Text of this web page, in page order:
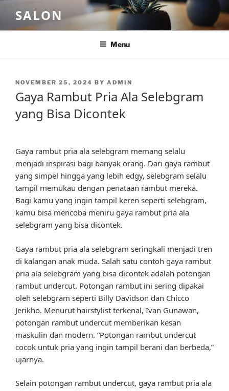
content
SALON
Menu
POSTED
NOVEMBER 25, 2024 BY ADMIN
Gaya Rambut Pria Ala Selebgram
yang Bisa Dicontek
Gaya rambut pria ala selebgram memang selalu
menjadi inspirasi bagi banyak orang. Dari gaya rambut
yang simpel hingga yang lebih edgy, selebgram selalu
tampil memukau dengan penataan rambut mereka.
Bagi kamu yang ingin tampil keren seperti selebgram,
kamu bisa mencoba meniru gaya rambut pria ala
selebgram yang bisa dicontek.
Gaya rambut pria ala selebgram seringkali menjadi tren
di kalangan anak muda. Salah satu contoh gaya rambut
pria ala selebgram yang bisa dicontek adalah potongan
rambut undercut. Potongan rambut ini sering dipakai
oleh selebgram seperti Billy Davidson dan Chicco
Jerikho. Menurut hairstylist terkenal, Ivan Gunawan,
potongan rambut undercut memberikan kesan
maskulin dan modern. “Potongan rambut undercut
cocok untuk pria yang ingin tampil berani dan berbeda,”
ujarnya.
Selain potongan rambut undercut, gaya rambut pria ala